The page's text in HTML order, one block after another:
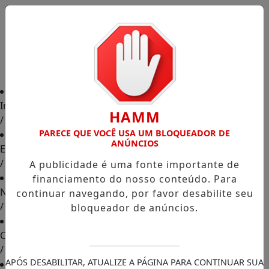
Início
/
Edições
/
Notícias
/
Contato
/
HAMM
PARECE QUE VOCÊ USA UM BLOQUEADOR DE
ANÚNCIOS
A publicidade é uma fonte importante de
financiamento do nosso conteúdo. Para
continuar navegando, por favor desabilite seu
bloqueador de anúncios.
APÓS DESABILITAR, ATUALIZE A PÁGINA PARA CONTINUAR SUA